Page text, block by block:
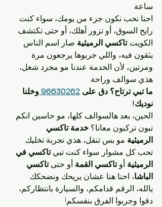
ساعة.
احنا نحب نكون جزء من يومك، سواء كنت
رايح السوق، أو تزور أهلك، أو حتى تكتشف
الكويت. تاكسي الرميثية صار اسم الناس
يثقون فيه، واللي جربوها يرجعون مرة
ومرتين، لأن الخدمة عندنا مو مجرد شغل،
هذي سوالف وراحة.
ما تبي ترتاح؟ دق على 96630262 وخلنا
نوديك!
الحين، بعد هالسوالف كلها، مو حاسين انكم
تبون تركبون معانا؟ خدمة تاكسي
الرميثية مو بس تنقل، هذي تجربة تخليك
تحب كل مشوار. سواء كنت تبي تاكسي في
الرميثية أو تاكسي القمة أو حتى تاكسي
الباشا، احنا هنا عشان يريحك ونضحكك.
يالله، الرقم قدامكم، والسيارة بانتظاركم،
دقوا وجربوا الفرق بنفسكم!